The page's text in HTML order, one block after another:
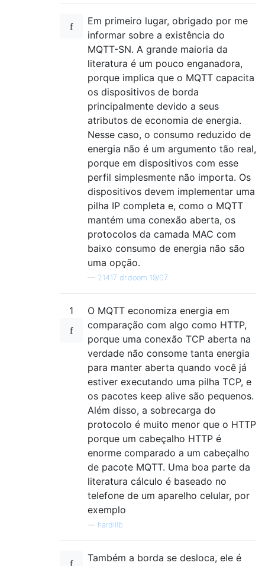
Em primeiro lugar, obrigado por me
informar sobre a existência do
MQTT-SN. A grande maioria da
literatura é um pouco enganadora,
porque implica que o MQTT capacita
os dispositivos de borda
principalmente devido a seus
atributos de economia de energia.
Nesse caso, o consumo reduzido de
energia não é um argumento tão real,
porque em dispositivos com esse
perfil simplesmente não importa. Os
dispositivos devem implementar uma
pilha IP completa e, como o MQTT
mantém uma conexão aberta, os
protocolos da camada MAC com
baixo consumo de energia não são
uma opção.
— 21417 dr.doom 19/07
1
O MQTT economiza energia em
comparação com algo como HTTP,
porque uma conexão TCP aberta na
verdade não consome tanta energia
para manter aberta quando você já
estiver executando uma pilha TCP, e
os pacotes keep alive são pequenos.
Além disso, a sobrecarga do
protocolo é muito menor que o HTTP
porque um cabeçalho HTTP é
enorme comparado a um cabeçalho
de pacote MQTT. Uma boa parte da
literatura cálculo é baseado no
telefone de um aparelho celular, por
exemplo
hardillb
Também a borda se desloca, ele é